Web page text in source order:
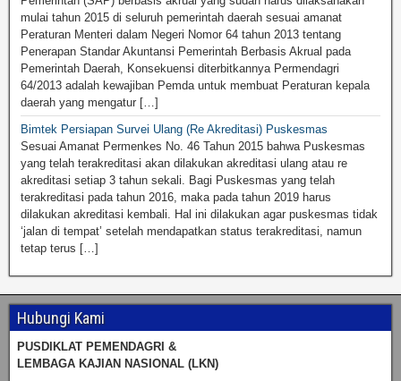
mulai tahun 2015 di seluruh pemerintah daerah sesuai amanat
Peraturan Menteri dalam Negeri Nomor 64 tahun 2013 tentang
Penerapan Standar Akuntansi Pemerintah Berbasis Akrual pada
Pemerintah Daerah, Konsekuensi diterbitkannya Permendagri
64/2013 adalah kewajiban Pemda untuk membuat Peraturan kepala
daerah yang mengatur […]
Bimtek Persiapan Survei Ulang (Re Akreditasi) Puskesmas
Sesuai Amanat Permenkes No. 46 Tahun 2015 bahwa Puskesmas
yang telah terakreditasi akan dilakukan akreditasi ulang atau re
akreditasi setiap 3 tahun sekali. Bagi Puskesmas yang telah
terakreditasi pada tahun 2016, maka pada tahun 2019 harus
dilakukan akreditasi kembali. Hal ini dilakukan agar puskesmas tidak
‘jalan di tempat’ setelah mendapatkan status terakreditasi, namun
tetap terus […]
Hubungi Kami
PUSDIKLAT PEMENDAGRI &
LEMBAGA KAJIAN NASIONAL (LKN)